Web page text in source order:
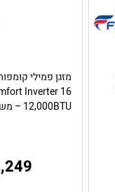
מזגן פמילי
Inverter 16
12,000BTU – משלוח חינם